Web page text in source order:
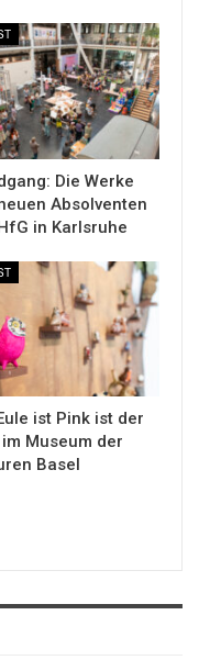
Die Werke
Absolventen
in Karlsruhe
ist Pink ist der
Museum der
Basel